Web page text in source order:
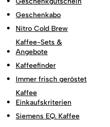
Geschenkabo
Nitro Cold Brew
Kaffee-Sets &
Angebote
Kaffeefinder
Immer frisch geröstet
Kaffee
Einkaufskriterien
Siemens EQ. Kaffee